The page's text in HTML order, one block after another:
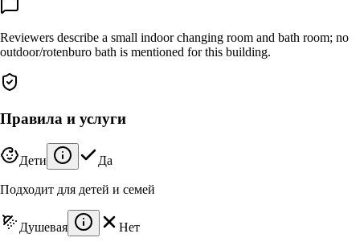
Reviewers describe a small indoor changing room and bath room; no
outdoor/rotenburo bath is mentioned for this building.
Правила и услуги
Дети Да
Подходит для детей и семей
Душевая Нет